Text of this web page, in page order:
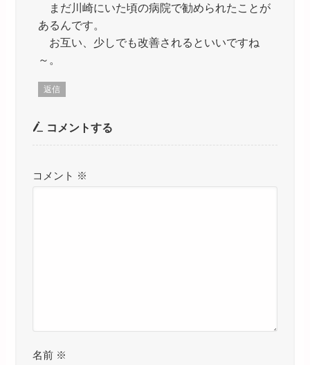
まだ川崎にいた頃の病院で勧められたことが
あるんです。
お互い、少しでも改善されるといいですね
～。
返信
コメントする
コメント ※
名前 ※